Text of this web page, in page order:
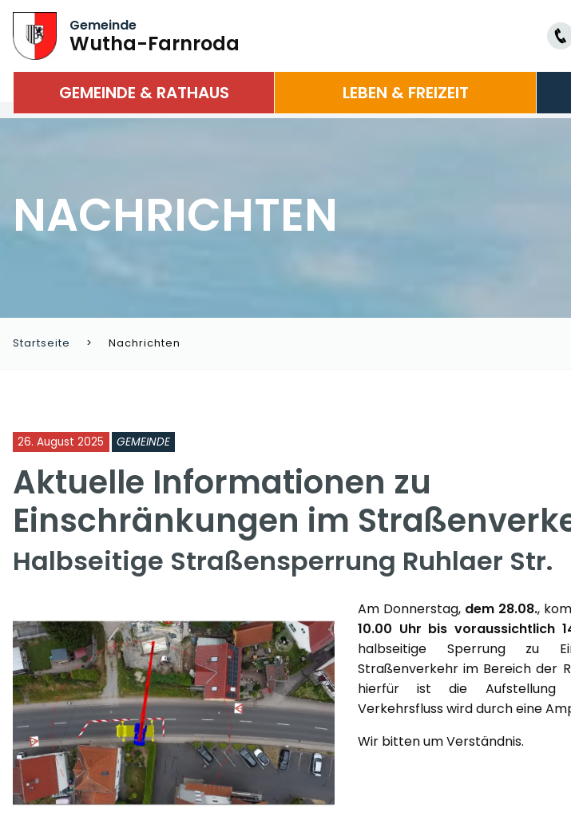
Gemeinde
Wutha-Farnroda
GEMEINDE & RATHAUS LEBEN & FREIZEIT
NACHRICHTEN
Startseite Nachrichten
26. August 2025 GEMEINDE
Aktuelle Informationen zu
Einschränkungen im
Halbseitige Straßensperrung Ruhlaer Str.
Am Donnerstag, dem 28.08.,
10.00 Uhr bis voraussichtlich
halbseitige Sperrung zu
Straßenverkehr im Bereich der
hierfür ist die Aufstellung
Verkehrsfluss wird durch eine
Wir bitten um Verständnis.